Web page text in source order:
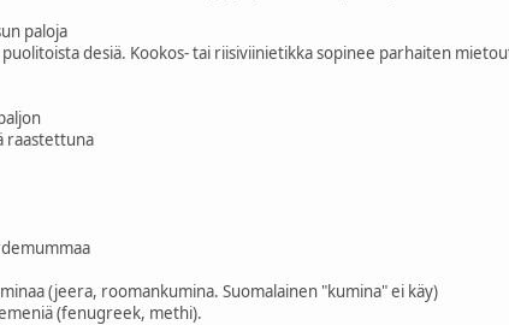
paloja
desiä. Kookos- tai riisiviinietikka sopinee parhaiten
raastettuna
(jeera, roomankumina. Suomalainen "kumina" ei käy)
(fenugreek, methi).